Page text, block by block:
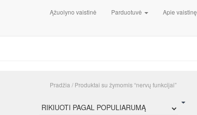
Ąžuolyno vaistinė Parduotuvė Apie vaistinę
Pradžia / Produktai su žymomis “nervų funkcijai”